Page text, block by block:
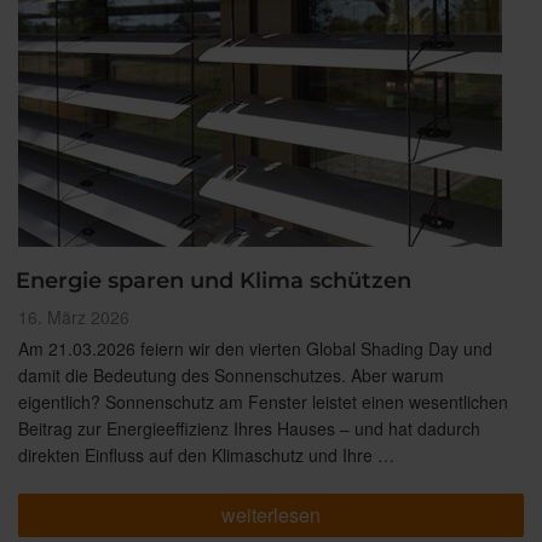
Energie sparen und Klima schützen
Veröffentlicht
am
16. März 2026
Am 21.03.2026 feiern wir den vierten Global Shading Day und
damit die Bedeutung des Sonnenschutzes. Aber warum
eigentlich? Sonnenschutz am Fenster leistet einen wesentlichen
Beitrag zur Energieeffizienz Ihres Hauses – und hat dadurch
direkten Einfluss auf den Klimaschutz und Ihre …
„Energie
sparen
weiterlesen